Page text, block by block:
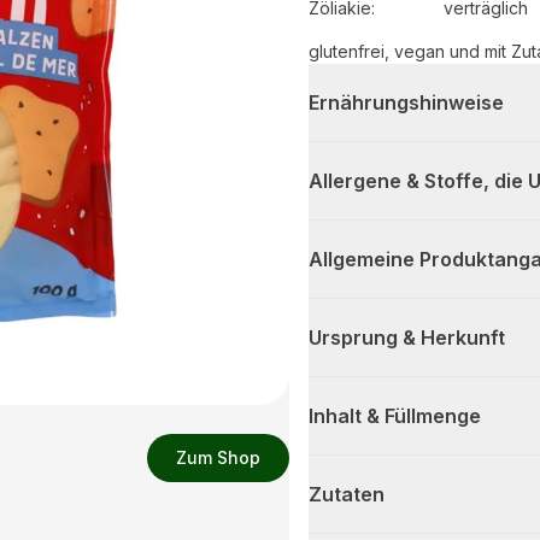
Zum Shop
Zöliakie: verträglich
glutenfrei, vegan und mit
Ernährungshinweise
Allergene & Stoffe, die
Allgemeine
Ursprung & Herkunft
Inhalt & Füllmenge
Zutaten